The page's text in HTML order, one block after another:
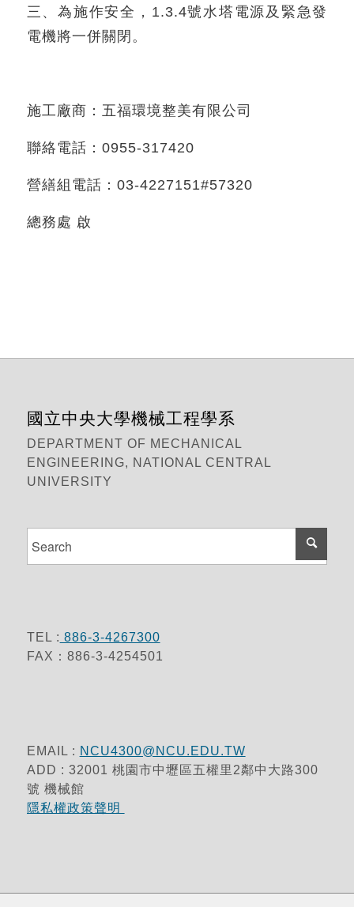
三、為施作安全，1.3.4號水塔電源及緊急發
電機將一併關閉。
施工廠商：五福環境整美有限公司
聯絡電話：0955-317420
營繕組電話：03-4227151#57320
總務處 啟
國立中央大學機械工程學系
DEPARTMENT OF MECHANICAL
ENGINEERING, NATIONAL CENTRAL
UNIVERSITY
TEL : 886-3-4267300
FAX：886-3-4254501
EMAIL : NCU4300@NCU.EDU.TW
ADD : 32001 桃園市中壢區五權里2鄰中大路300
號 機械館
隱私權政策聲明